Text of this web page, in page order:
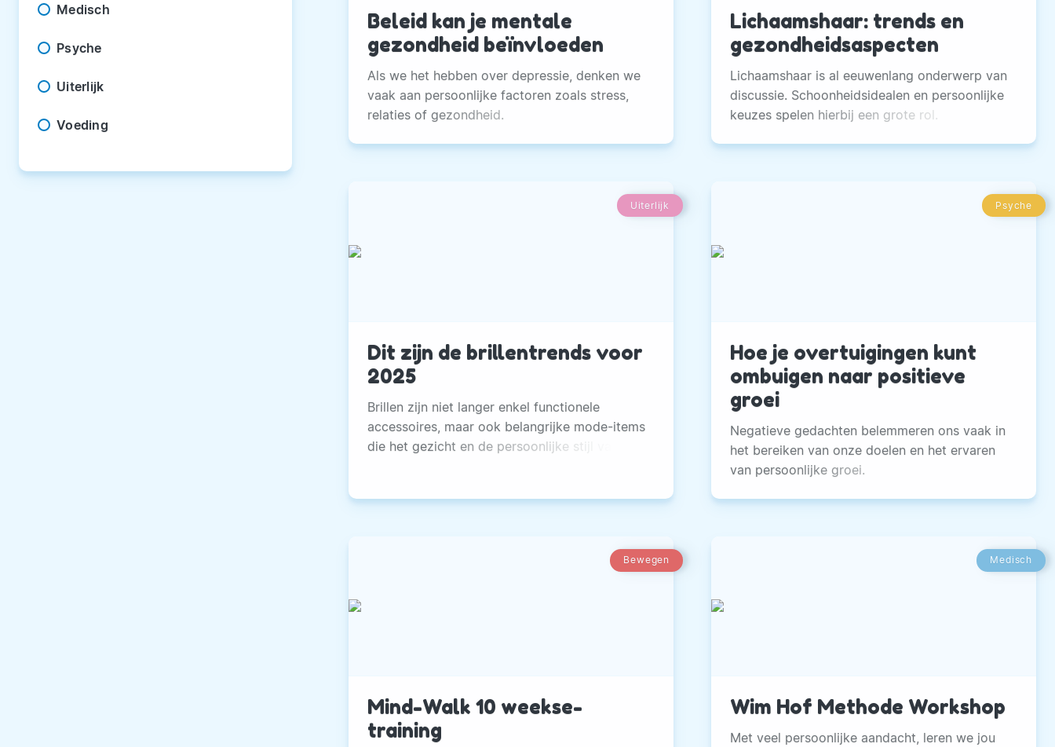
Medisch
Psyche
Uiterlijk
Voeding
Beleid kan je mentale
gezondheid beïnvloeden
Als we het hebben over depressie, denken we
vaak aan persoonlijke factoren zoals stress,
relaties of gezondheid.
Lichaamshaar: trends en
gezondheidsaspecten
Lichaamshaar is al eeuwenlang onderwerp van
discussie. Schoonheidsidealen en persoonlijke
keuzes spelen hierbij een grote rol.
Uiterlijk
Dit zijn de brillentrends voor
2025
Brillen zijn niet langer enkel functionele
accessoires, maar ook belangrijke mode-items
die het gezicht en de persoonlijke stijl van
Psyche
Hoe je overtuigingen kunt
ombuigen naar positieve
groei
Negatieve gedachten belemmeren ons vaak in
het bereiken van onze doelen en het ervaren
van persoonlijke groei.
Bewegen
Mind-Walk 10 weekse-
training
Medisch
Wim Hof Methode Workshop
Met veel persoonlijke aandacht, leren we jou